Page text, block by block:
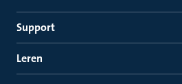
Support
Leren